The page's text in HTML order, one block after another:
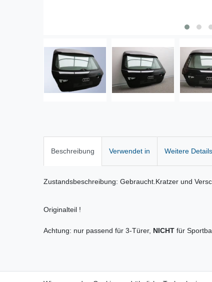
Beschreibung Verwendet in Weitere Details
Zustandsbeschreibung: Gebraucht.Kratzer und
Originalteil !
Achtung: nur passend für 3-Türer, NICHT für